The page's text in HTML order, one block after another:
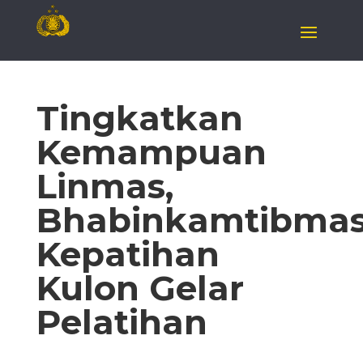
Tingkatkan
Kemampuan
Linmas,
Kepatihan
Kulon Gelar
Pelatihan